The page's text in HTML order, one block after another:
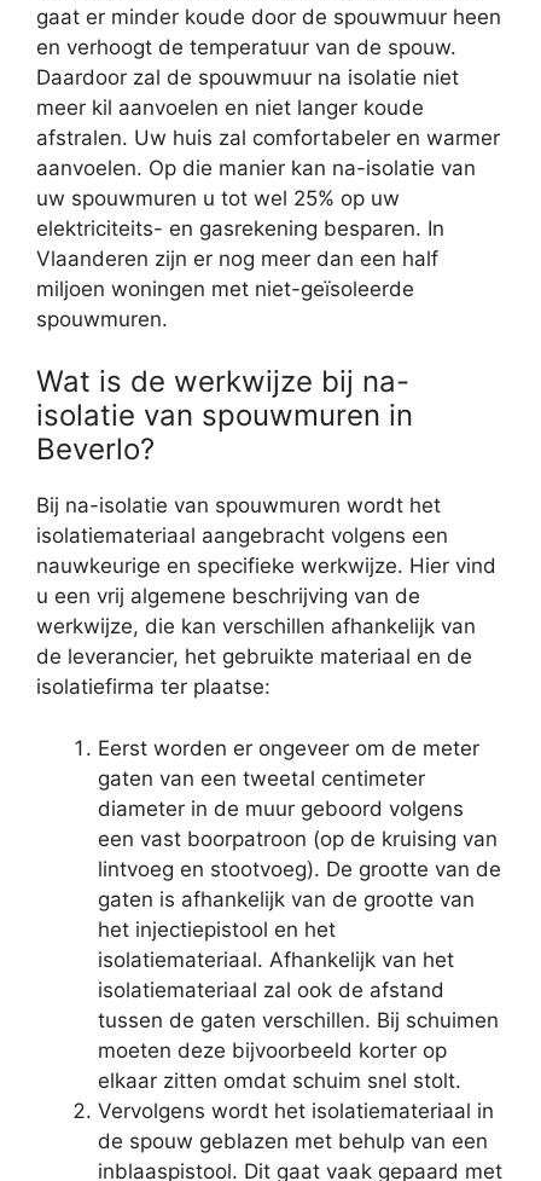
gaat er minder koude door de spouwmuur heen
en verhoogt de temperatuur van de spouw.
Daardoor zal de spouwmuur na isolatie niet
meer kil aanvoelen en niet langer koude
afstralen. Uw huis zal comfortabeler en warmer
aanvoelen. Op die manier kan na-isolatie van
uw spouwmuren u tot wel 25% op uw
elektriciteits- en gasrekening besparen. In
Vlaanderen zijn er nog meer dan een half
miljoen woningen met niet-geïsoleerde
spouwmuren.
Wat is de werkwijze bij na-
isolatie van spouwmuren in
Beverlo?
Bij na-isolatie van spouwmuren wordt het
isolatiemateriaal aangebracht volgens een
nauwkeurige en specifieke werkwijze. Hier vind
u een vrij algemene beschrijving van de
werkwijze, die kan verschillen afhankelijk van
de leverancier, het gebruikte materiaal en de
isolatiefirma ter plaatse:
Eerst worden er ongeveer om de meter
gaten van een tweetal centimeter
diameter in de muur geboord volgens
een vast boorpatroon (op de kruising van
lintvoeg en stootvoeg). De grootte van de
gaten is afhankelijk van de grootte van
het injectiepistool en het
isolatiemateriaal. Afhankelijk van het
isolatiemateriaal zal ook de afstand
tussen de gaten verschillen. Bij schuimen
moeten deze bijvoorbeeld korter op
elkaar zitten omdat schuim snel stolt.
Vervolgens wordt het isolatiemateriaal in
de spouw geblazen met behulp van een
inblaaspistool. Dit gaat vaak gepaard met